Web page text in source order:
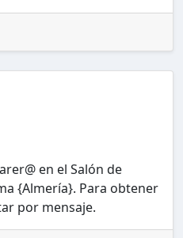
en el Salón de
{Almería}. Para obtener
por mensaje.